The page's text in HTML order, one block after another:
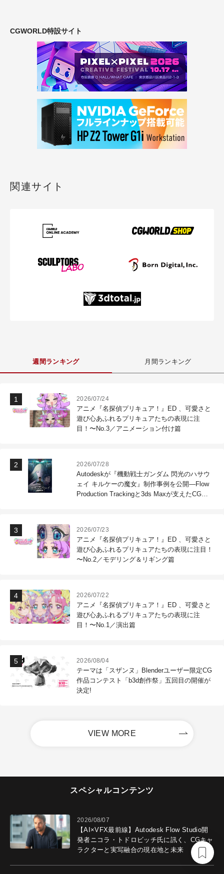
CGWORLD特設サイト
関連サイト
週間ランキング 月間ランキング
2026/07/24
アニメ『名探偵プリキュア！』ED 、可愛さと
遊び心あふれるプリキュアたちの表現に注
目！〜No.3／アニメーション付け篇
2026/07/28
Autodeskが『機動戦士ガンダム 閃光のハサウ
ェイ キルケーの魔女』制作事例を公開―Flow
Production Trackingと3ds Maxが支えたCG制
2026/07/23
アニメ『名探偵プリキュア！』ED 、可愛さと
遊び心あふれるプリキュアたちの表現に注目！
〜No.2／モデリング＆リギング篇
2026/07/22
アニメ『名探偵プリキュア！』ED 、可愛さと
遊び心あふれるプリキュアたちの表現に注
目！〜No.1／演出篇
2026/08/04
テーマは「スザンヌ」Blenderユーザー限定CG
作品コンテスト「b3d創作祭」五回目の開催が
決定!
VIEW MORE
スペシャルコンテンツ
2026/08/07
【AI×VFX最前線】Autodesk Flow Studio開
発者ニコラ・トドロビッチ氏に訊く、CGキャ
ラクターと実写融合の現在地と未来